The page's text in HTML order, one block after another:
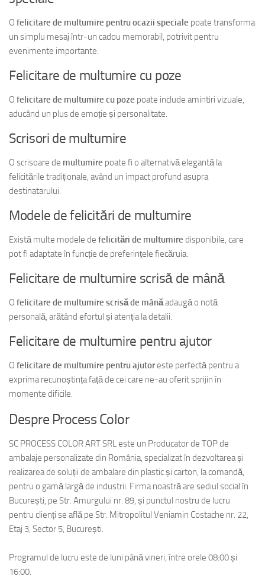
O felicitare de multumire pentru ocazii speciale poate transforma
un simplu mesaj într-un cadou memorabil, potrivit pentru
evenimente importante.
Felicitare de multumire cu poze
O felicitare de multumire cu poze poate include amintiri vizuale,
aducând un plus de emoție și personalitate.
Scrisori de multumire
O scrisoare de multumire poate fi o alternativă elegantă la
felicitările tradiționale, având un impact profund asupra
destinatarului.
Modele de felicitări de multumire
Există multe modele de felicitări de multumire disponibile, care
pot fi adaptate în funcție de preferințele fiecăruia.
Felicitare de multumire scrisă de mână
O felicitare de multumire scrisă de mânăadaugă o notă
personală, arătând efortul și atenția la detalii.
Felicitare de multumire pentru ajutor
O felicitare de multumire pentru ajutoreste perfectă pentru a
exprima recunoștința față de cei care ne-au oferit sprijin în
momente dificile.
Despre Process Color
SC PROCESS COLOR ART SRL este un Producator de TOP de
ambalaje personalizate din România, specializat în dezvoltarea și
realizarea de soluții de ambalare din plastic și carton, la comandă,
pentru o gamă largă de industrii. Firma noastră are sediul social în
București, pe Str. Amurgului nr. 89, și punctul nostru de lucru
pentru clienți se află pe Str. Mitropolitul Veniamin Costache nr. 22,
Etaj 3, Sector 5, București.
Programul de lucru este de luni până vineri, între orele 08:00 și
16:00.